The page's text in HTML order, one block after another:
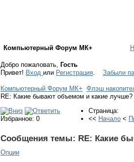
Компьютерный Форум МК+
Добро пожаловать, Гость
Привет! Вход или Регистрация. Забыли
Компьютерный Форум МК+ Флэш
RE: Какие бывают объемом и какие лучше?
Избранное: 0
Страница:
<< Начало <
Сообщения темы: RE: Какие
Опции